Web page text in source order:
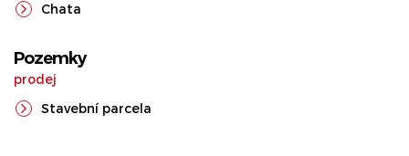
Chata
Pozemky
prodej
Stavební parcela